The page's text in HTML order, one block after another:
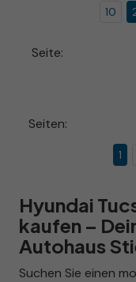
10
Seite:
Seiten:
1
Hyundai
kaufen –
Autohaus
Suchen Sie einen